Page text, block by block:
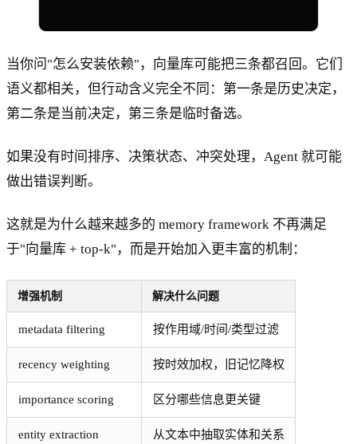
当你问"怎么安装依赖"，向量库可能把三条都召回。它们
语义都相关，但行动含义完全不同：第一条是历史决定，
第二条是当前决定，第三条是临时备选。
如果没有时间排序、决策状态、冲突处理，Agent 就可能
做出错误判断。
这就是为什么越来越多的 memory framework 不再满足
于"向量库 + top-k"，而是开始加入更丰富的机制：
增强机制 解决什么问题
metadata filtering 按作用域/时间/类型过滤
recency weighting 按时效加权，旧记忆降权
importance scoring 区分哪些信息更关键
entity extraction 从文本中抽取实体和关系